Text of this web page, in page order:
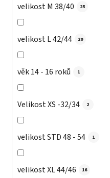
velikost M 38/40 25
velikost L 42/44 20
věk 14 - 16 roků 1
Velikost XS -32/34 2
velikost STD 48 - 54 1
velikost XL 44/46 16